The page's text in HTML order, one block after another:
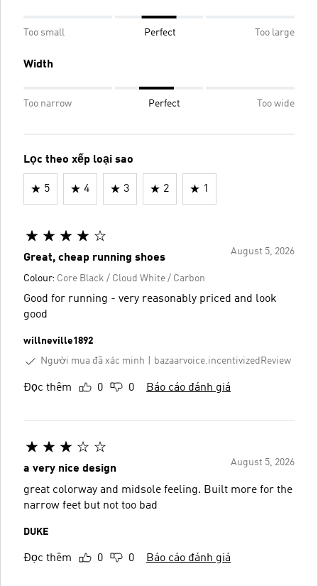
Too small Perfect Too large
Width
Too narrow Perfect Too wide
Lọc theo xếp loại sao
5 4 3 2 1
August 5, 2026
Great, cheap running shoes
Colour: Core Black / Cloud White / Carbon
Good for running - very reasonably priced and look
good
willneville1892
Người mua đã xác minh
bazaarvoice.incentivizedReview
Đọc thêm 0 0 Báo cáo đánh giá
August 5, 2026
a very nice design
great colorway and midsole feeling. Built more for the
narrow feet but not too bad
DUKE
Đọc thêm 0 0 Báo cáo đánh giá